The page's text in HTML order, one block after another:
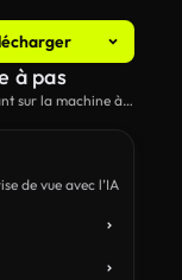
de vue avec l’IA
à pas
sur la machine à